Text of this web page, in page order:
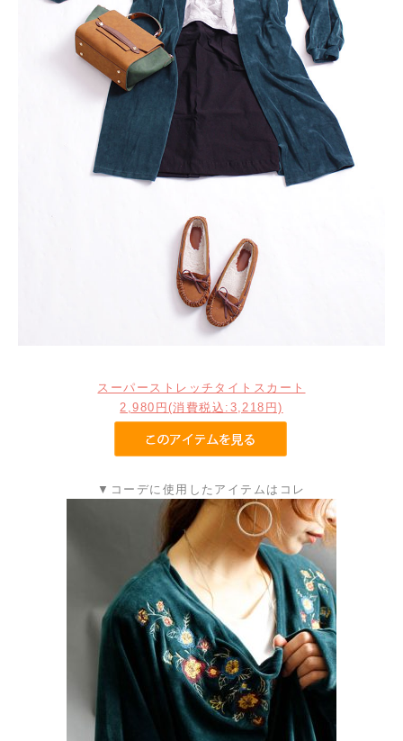
スーパーストレッチタイトスカート
2,980円(消費税込:3,218円)
▼コーデに使用したアイテムはコレ